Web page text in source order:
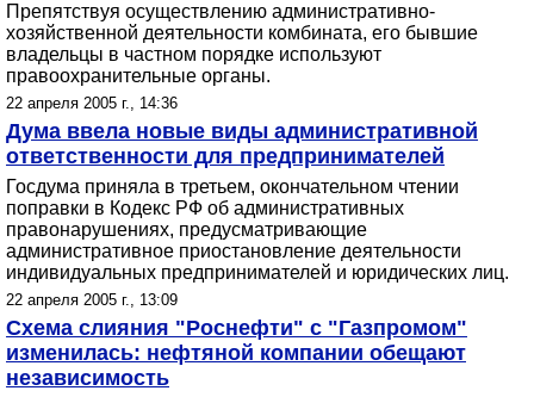
Препятствуя осуществлению административно-
хозяйственной деятельности комбината, его бывшие
владельцы в частном порядке используют
правоохранительные органы.
22 апреля 2005 г., 14:36
Дума ввела новые виды административной
ответственности для предпринимателей
Госдума приняла в третьем, окончательном чтении
поправки в Кодекс РФ об административных
правонарушениях, предусматривающие
административное приостановление деятельности
индивидуальных предпринимателей и юридических лиц.
22 апреля 2005 г., 13:09
Схема слияния "Роснефти" с "Газпромом"
изменилась: нефтяной компании обещают
независимость